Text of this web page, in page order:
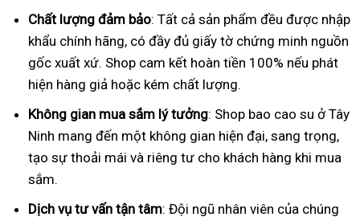
Chất lượng đảm bảo: Tất cả sản phẩm đều được nhập
khẩu chính hãng, có đầy đủ giấy tờ chứng minh nguồn
gốc xuất xứ. Shop cam kết hoàn tiền 100% nếu phát
hiện hàng giả hoặc kém chất lượng.
Không gian mua sắm lý tưởng: Shop bao cao su ở Tây
Ninh mang đến một không gian hiện đại, sang trọng,
tạo sự thoải mái và riêng tư cho khách hàng khi mua
sắm.
Dịch vụ tư vấn tận tâm: Đội ngũ nhân viên của chúng